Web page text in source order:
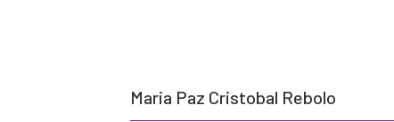
Maria Paz Cristobal Rebolo